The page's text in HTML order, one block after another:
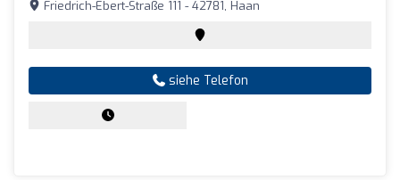
Friedrich-Ebert-Straße 111 - 42781, Haan
siehe Telefon